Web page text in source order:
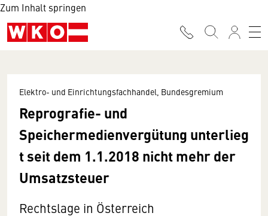
Zum Inhalt springen
Elektro- und Einrichtungsfachhandel, Bundesgremium
Reprografie- und
Speichermedienvergütung unterlieg
t seit dem 1.1.2018 nicht mehr der
Umsatzsteuer
Rechtslage in Österreich